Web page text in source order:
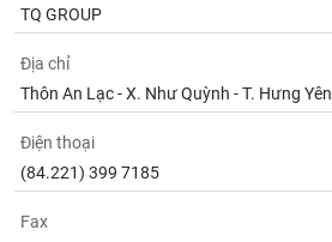
TQ GROUP
Địa chỉ
Thôn An Lạc - X. Như Quỳnh - T. Hưng Yên
Điện thoại
(84.221) 399 7185
Fax